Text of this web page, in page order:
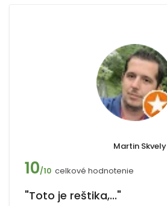
Martin Skvely
10/10 celkové hodnotenie
"Toto je reštika,..."